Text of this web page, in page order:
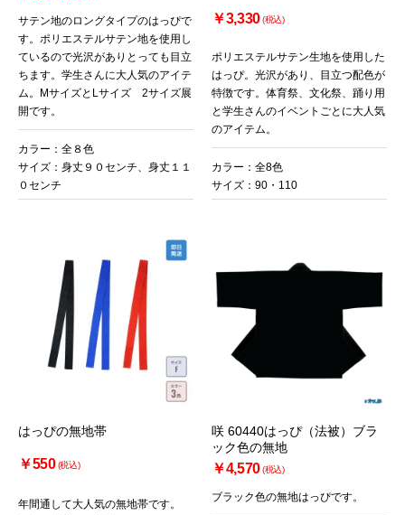
サテン地のロングタイプのはっぴで
す。ポリエステルサテン地を使用し
ているので光沢がありとっても目立
ちます。学生さんに大人気のアイテ
ム。MサイズとLサイズ 2サイズ展
開です。
カラー：全８色
サイズ：身丈９０センチ、身丈１１
０センチ
￥3,330(税込)
ポリエステルサテン生地を使用した
はっぴ。光沢があり、目立つ配色が
特徴です。体育祭、文化祭、踊り用
と学生さんのイベントごとに大人気
のアイテム。
カラー：全8色
サイズ：90・110
はっぴの無地帯
￥550 (税込)
年間通して大人気の無地帯です。
咲 60440はっぴ（法被）ブラ
ック色の無地
￥4,570(税込)
ブラック色の無地はっぴです。
お買い物を続ける カートへ進む